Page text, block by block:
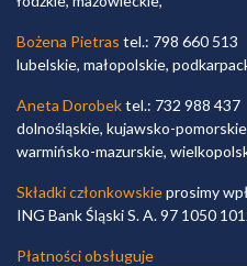
Bożena Pietras tel.: 798 660 513
lubelskie, małopolskie,
Aneta Dorobektel.: 732 988 437
dolnośląskie, kujawsko-
warmińsko-mazurskie,
Składki członkowskieprosimy
ING Bank Śląski S. A. 97 1050
Płatności obsługuje